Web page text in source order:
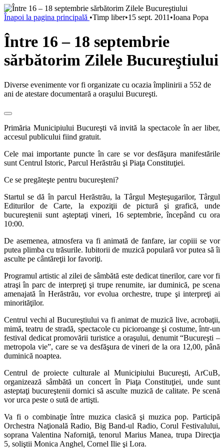
Înapoi la pagina principală •Timp liber•15 sept. 2011 •Ioana Popa
Între 16 – 18 septembrie
sărbătorim Zilele Bucureştiului
Diverse evenimente vor fi organizate cu ocazia împlinirii a 552 de
ani de atestare documentară a oraşului Bucureşti.
Primăria Municipiului Bucureşti vă invită la spectacole în aer liber,
accesul publicului fiind gratuit.
Cele mai importante puncte în care se vor desfăşura manifestările
sunt Centrul Istoric, Parcul Herăstrău şi Piaţa Constituţiei.
Ce se pregăteşte pentru bucureşteni?
Startul se dă în parcul Herăstrău, la Târgul Meşteşugarilor, Târgul
Editurilor de Carte, la expoziţii de pictură şi grafică, unde
bucureştenii sunt aşteptaţi vineri, 16 septembrie, începând cu ora
10:00.
De asemenea, atmosfera va fi animată de fanfare, iar copiii se vor
putea plimba cu trăsurile. Iubitorii de muzică populară vor putea să îi
asculte pe cântăreţii lor favoriţi.
Programul artistic al zilei de sâmbătă este dedicat tinerilor, care vor fi
atraşi în parc de interpreţi şi trupe renumite, iar duminică, pe scena
amenajată în Herăstrău, vor evolua orchestre, trupe şi interpreţi ai
minorităţilor.
Centrul vechi al Bucureştiului va fi animat de muzică live, acrobaţii,
mimă, teatru de stradă, spectacole cu picioroange şi costume, într-un
festival dedicat promovării turistice a oraşului, denumit “Bucureşti –
metropola vie”, care se va desfăşura de vineri de la ora 12,00, până
duminică noaptea.
Centrul de proiecte culturale al Municipiului Bucureşti, ArCuB,
organizează sâmbătă un concert în Piaţa Constituţiei, unde sunt
asteptaţi bucureştenii dornici să asculte muzică de calitate. Pe scenă
vor urca peste o sută de artişti.
Va fi o combinaţie între muzica clasică şi muzica pop. Participă
Orchestra Naţională Radio, Big Band-ul Radio, Corul Festivalului,
soprana Valentina Naforniţă, tenorul Marius Manea, trupa Direcţia
5, soliştii Monica Anghel, Cornel Ilie şi Lora.